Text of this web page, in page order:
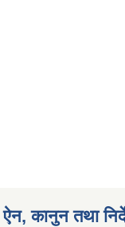
ऐन, कानुन तथा